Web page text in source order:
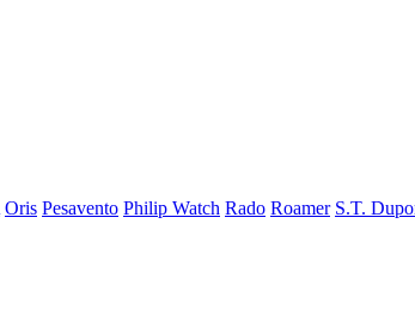
Oris Pesavento Philip Watch Rado Roamer S.T.